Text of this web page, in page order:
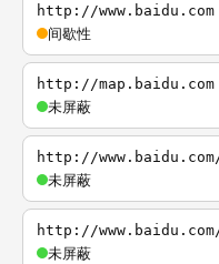
http://www.baidu.com
间歇性
http://map.baidu.com
未屏蔽
http://
未屏蔽
http://www.baidu.com/
未屏蔽